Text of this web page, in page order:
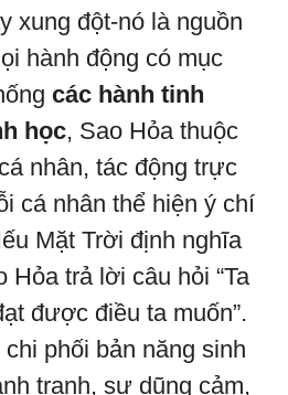
xung đột-nó là nguồn
hành động có mục
các hành tinh
học, Sao Hỏa thuộc
nhân, tác động trực
cá nhân thể hiện ý chí
Mặt Trời định nghĩa
Hỏa trả lời câu hỏi “Ta
được điều ta muốn”.
phối bản năng sinh
tranh, sự dũng cảm,